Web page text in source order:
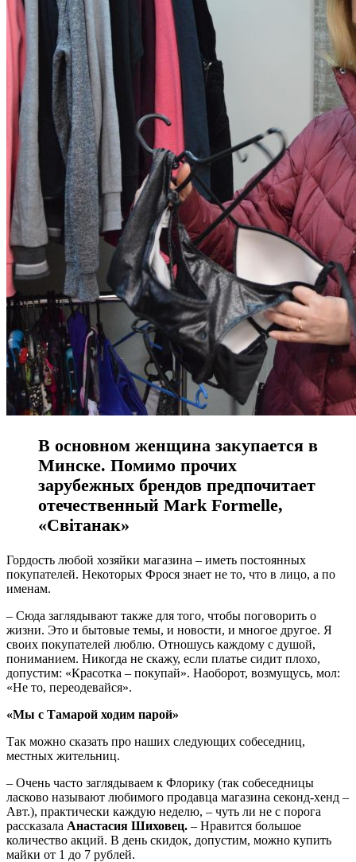
В основном женщина закупается в
Минске. Помимо прочих
зарубежных брендов предпочитает
отечественный Mark Formelle,
«Cвiтанак»
Гордость любой хозяйки магазина – иметь постоянных
покупателей. Некоторых Фрося знает не то, что в лицо, а по
именам.
– Сюда заглядывают также для того, чтобы поговорить о
жизни. Это и бытовые темы, и новости, и многое другое. Я
своих покупателей люблю. Отношусь каждому с душой,
пониманием. Никогда не скажу, если платье сидит плохо,
допустим: «Красотка – покупай». Наоборот, возмущусь, мол:
«Не то, переодевайся».
«Мы с Тамарой ходим парой»
Так можно сказать про наших следующих собеседниц,
местных жительниц.
– Очень часто заглядываем к Флорику (так собеседницы
ласково называют любимого продавца магазина секонд-хенд –
Авт.), практически каждую неделю, – чуть ли не с порога
рассказала Анастасия Шиховец. – Нравится большое
количество акций. В день скидок, допустим, можно купить
майки от 1 до 7 рублей.